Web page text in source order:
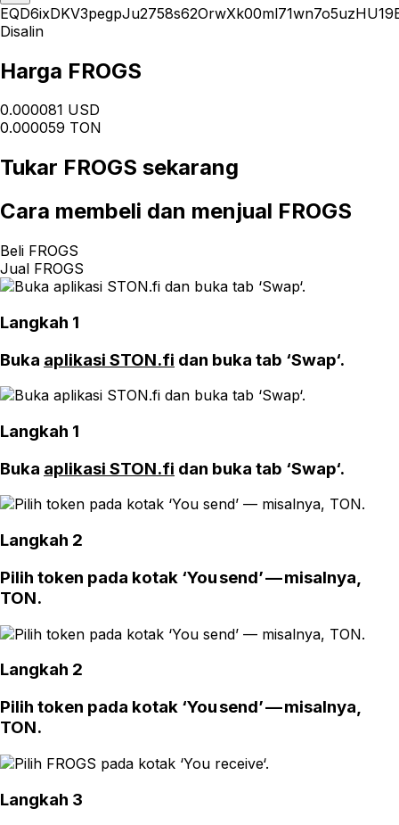
Disalin
Harga FROGS
0.000081 USD
0.000059 TON
Tukar FROGS sekarang
Cara membeli dan menjual FROGS
Beli FROGS
Jual FROGS
Langkah 1
Buka aplikasi STON.fi dan buka tab ‘Swap‘.
Langkah 1
Buka aplikasi STON.fi dan buka tab ‘Swap‘.
Langkah 2
Pilih token pada kotak ‘You send’ — misalnya,
TON.
Langkah 2
Pilih token pada kotak ‘You send’ — misalnya,
TON.
Langkah 3